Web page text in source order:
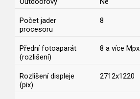
Počet jader
procesoru
8
Přední fotoaparát
(rozlišení)
8 a více Mpx
Rozlišení displeje
(pix)
2712x1220